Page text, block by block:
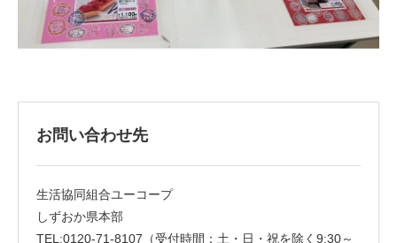
お問い合わせ先
生活協同組合ユーコープ
しずおか県本部
TEL:0120-71-8107（受付時間：土・日・祝を除く9:30～